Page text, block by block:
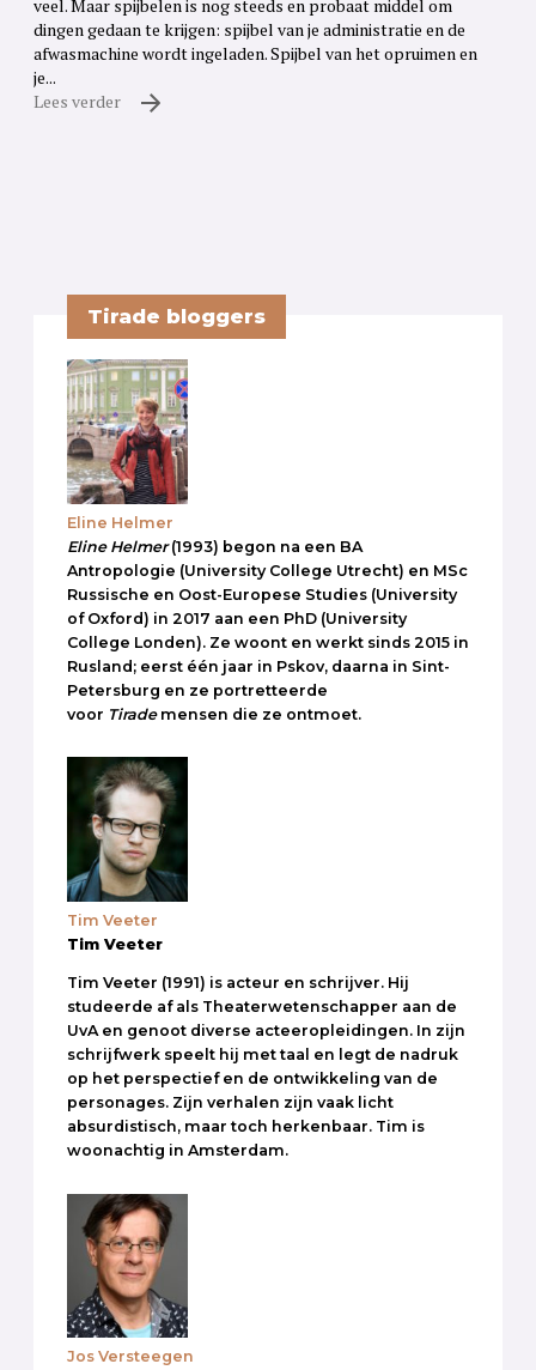
veel. Maar spijbelen is nog steeds en probaat middel om
dingen gedaan te krijgen: spijbel van je administratie en de
afwasmachine wordt ingeladen. Spijbel van het opruimen en
je...
Lees verder
Tirade bloggers
Eline Helmer
Eline Helmer(1993) begon na een BA
Antropologie (University College Utrecht) en MSc
Russische en Oost-Europese Studies (University
of Oxford) in 2017 aan een PhD (University
College Londen). Ze woont en werkt sinds 2015 in
Rusland; eerst één jaar in Pskov, daarna in Sint-
Petersburg en ze portretteerde
voor Tirademensen die ze ontmoet.
Tim Veeter
Tim Veeter
Tim Veeter (1991) is acteur en schrijver. Hij
studeerde af als Theaterwetenschapper aan de
UvA en genoot diverse acteeropleidingen. In zijn
schrijfwerk speelt hij met taal en legt de nadruk
op het perspectief en de ontwikkeling van de
personages. Zijn verhalen zijn vaak licht
absurdistisch, maar toch herkenbaar. Tim is
woonachtig in Amsterdam.
Jos Versteegen